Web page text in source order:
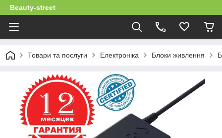
Beauty-street
Товари та послуги Електроніка Блоки живлення